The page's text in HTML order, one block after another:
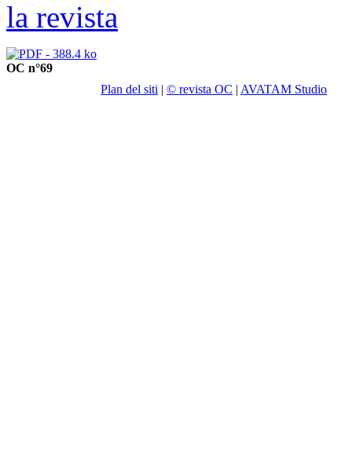
OC n°69
Plan del siti | © revista OC | AVATAM Studio